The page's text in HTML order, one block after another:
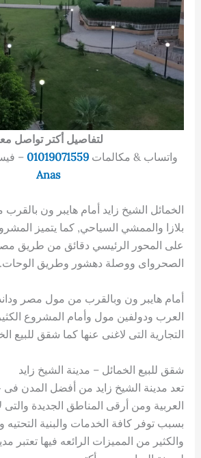
لتفاصيل أكتر تواصل
واتساب & مكالمات01019071559
–
Anas
الخمائل الشيخ زايد أمام هايبر ون بالقرب
بلازا والممشي السياحي, كما يتميز
على المحور الرئيسي دقائق من طريق
الصحرواى ووصلة دهشور وطريق الوحات.
أمام هايبر ون وبالقرب من مول مصر
العرب ودولفين مول وأمام المشروع
التجارية التى لاغنى عنها كما شقق للبيع
شقق للبيع الخمائل – مدينة الشيخ زايد
تعد مدينة الشيخ زايد من أفضل المدن
العربية ومن أرقى المناطق الجديدة والتى
بسبب توفر كافة الخدمات والبنية التحتيه
والكثير من المميزات الرائعه فيها تعتبر